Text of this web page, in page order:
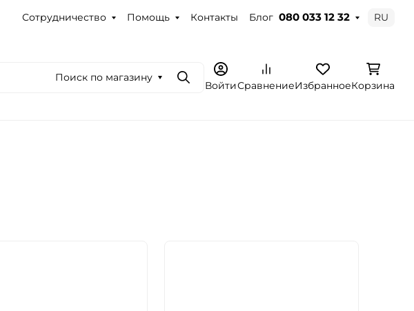
Сотрудничество Помощь Контакты Блог 080 033 12 32 RU
Поиск по магазину
ПоискВойтиСравнениеИзбранноеКорзина